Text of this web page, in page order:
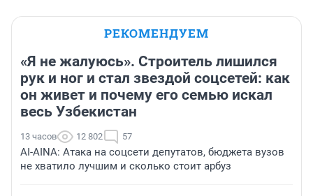
РЕКОМЕНДУЕМ
«Я не жалуюсь». Строитель лишился
рук и ног и стал звездой соцсетей: как
он живет и почему его семью искал
весь Узбекистан
13 часов 12 802 57
AI-AINA: Атака на соцсети депутатов, бюджета вузов
не хватило лучшим и сколько стоит арбуз